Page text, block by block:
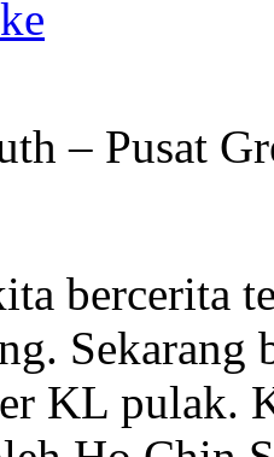
– Pusat
bercerita
Sekarang
KL pulak.